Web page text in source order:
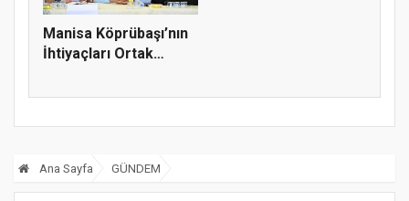
Manisa Köprübaşı’nın
İhtiyaçları Ortak
Ana Sayfa GÜNDEM